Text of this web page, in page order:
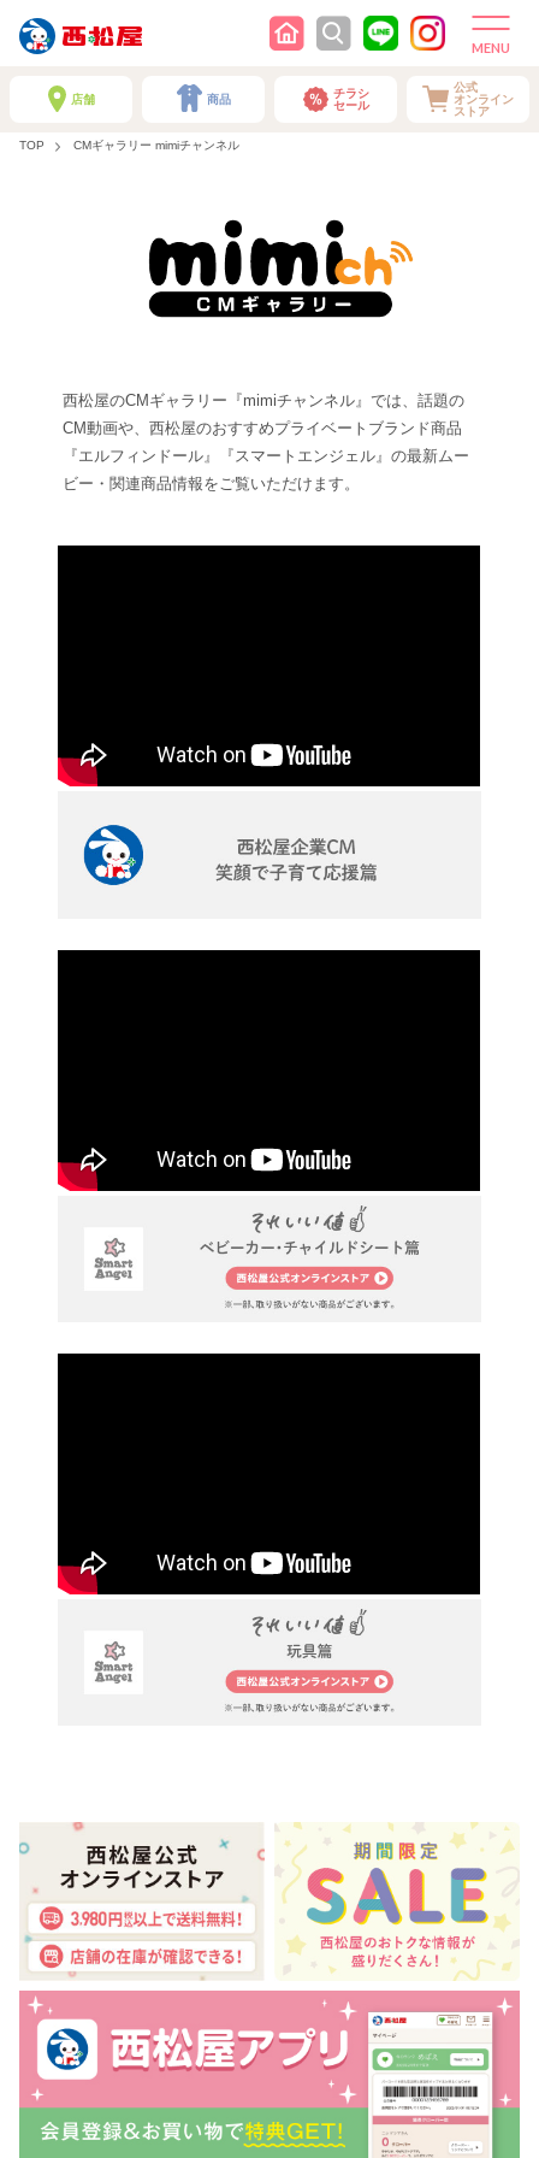
店舗 商品
チラシ
セール
公式
オンライン
ストア
TOP CMギャラリー mimiチャンネル
西松屋のCMギャラリー『mimiチャンネル』では、話題の
CM動画や、西松屋のおすすめプライベートブランド商品
『エルフィンドール』『スマートエンジェル』の最新ムー
ビー・関連商品情報をご覧いただけます。